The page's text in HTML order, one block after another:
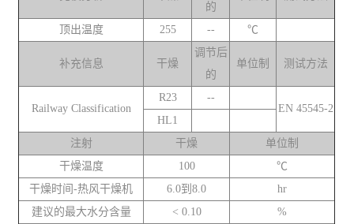
的
顶出温度 255 -- ℃
补充信息 干燥
调节后
的
单位制 测试方法
Railway Classification
R23
--
EN 45545-2
HL1
注射
干燥
单位制
干燥温度
100
℃
干燥时间-热风干燥机
6.0到8.0
hr
建议的最大水分含量
< 0.10
%